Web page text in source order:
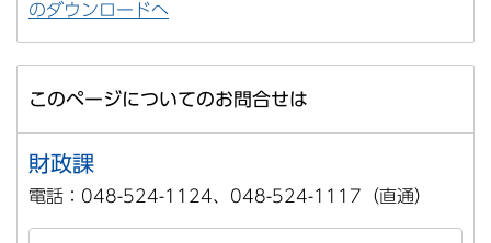
のダウンロードへ
このページについてのお問合せは
財政課
電話：048-524-1124、048-524-1117（直通）